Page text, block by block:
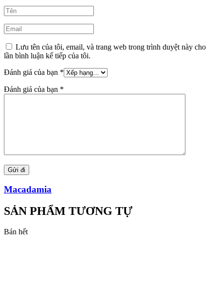
Lưu tên của tôi, email, và trang web trong trình duyệt này cho
lần bình luận kế tiếp của tôi.
Đánh giá của bạn *
Đánh giá của bạn *
Macadamia
SẢN PHẨM TƯƠNG TỰ
Bán hết